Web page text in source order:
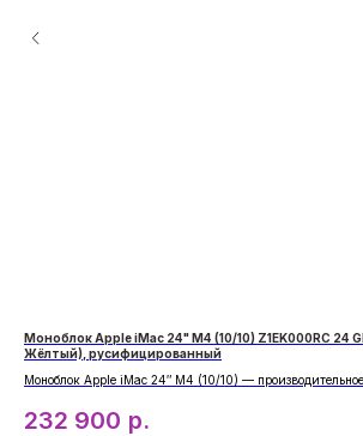
Моноблок Apple iMac 24" M4 (10/10) Z1EK000RC 24
Жёлтый), русифицированный
Моноблок Apple iMac 24″ M4 (10/10) —
и современного дизайна для профессиональных задач.
232 900 р.